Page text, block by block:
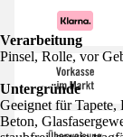
Verarbeitung
Pinsel, Rolle, vor
Untergründe
Geeignet für
Beton,